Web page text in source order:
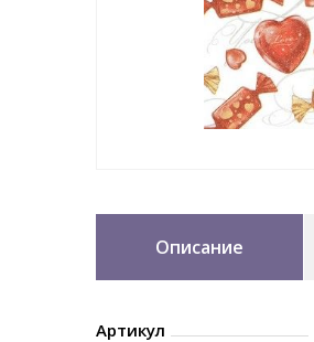
Описание
Артикул